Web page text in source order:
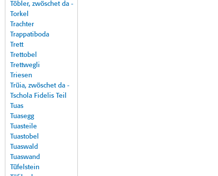
Töbler, zwöschet da -
Torkel
Trachter
Trappatiboda
Trett
Trettobel
Trettwegli
Triesen
Trüia, zwöschet da -
Tschola Fidelis Teil
Tuas
Tuasegg
Tuasteile
Tuastobel
Tuaswald
Tuaswand
Tüfelstein